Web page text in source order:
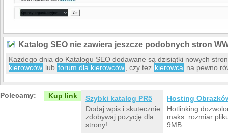
Katalog SEO nie zawiera jeszcze podobnych stron
Każdego dnia do Katalogu SEO dodawane są dzisiątki nowych
kierowców lub forum dla kierowców , czy też kierowca na pewno
Polecamy: Kup link
Szybki katalog PR5
Dodaj wpis i skutecznie
zdobywaj pozycję dla
strony!
Hosting
Hotlinking
maks. rozmiar
9MB